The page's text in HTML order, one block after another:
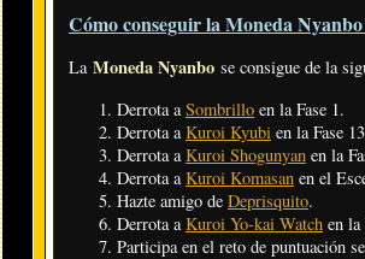
Cómo conseguir la Moneda
La Moneda Nyanbo se consigue de la
Derrota a Sombrillo en la Fase 1.
Derrota a Kuroi Kyubi en la Fase
Derrota a Kuroi Shogunyan en la
Derrota a Kuroi Komasan en el
Hazte amigo de Deprisquito.
Derrota a Kuroi Yo-kai Watch en
Participa en el reto de puntuación